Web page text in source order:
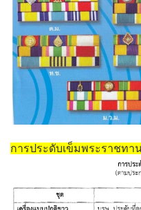
การประดับเข็มพระราชทา